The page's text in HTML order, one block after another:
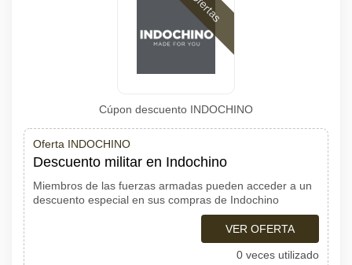
Cúpon descuento INDOCHINO
Oferta INDOCHINO
Descuento militar en Indochino
Miembros de las fuerzas armadas pueden acceder a un
descuento especial en sus compras de Indochino
VER OFERTA
0 veces utilizado